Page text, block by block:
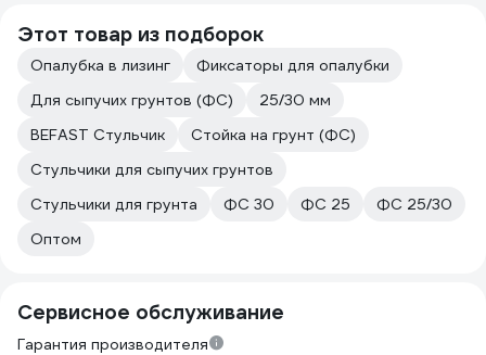
Этот товар из подборок
Опалубка в лизинг
Фиксаторы для опалубки
Для сыпучих грунтов (ФС)
25/30 мм
BEFAST Стульчик
Стойка на грунт (ФС)
Стульчики для сыпучих грунтов
Стульчики для грунта
ФС 30 ФС 25
ФС 25/30
Оптом
Сервисное обслуживание
Гарантия производителя